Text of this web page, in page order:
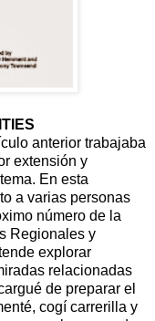
anterior trabajaba
extensión y
En esta
a varias personas
número de la
Regionales y
explorar
relacionadas
de preparar el
cogí carrerilla y